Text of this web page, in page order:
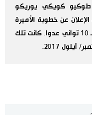
Français
Español
طوكيو كويكي يوريكو
عن خطوبة الأميرة
ماكو، وكيريو يوشيهيدي يكسر حاجز الـ 10 ثواني عدوا. كانت تلك
2017.